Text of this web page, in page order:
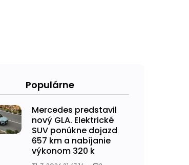
Populárne
Mercedes predstavil
nový GLA. Elektrické
SUV ponúkne dojazd
657 km a nabíjanie
výkonom 320 k